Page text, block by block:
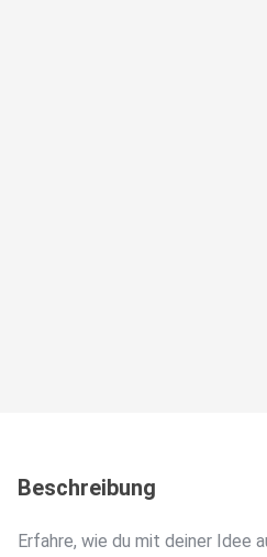
Beschreibung
Erfahre, wie du mit deiner Idee